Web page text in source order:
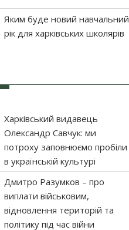
Яким буде новий навчальний
рік для харківських школярів
Харківський видавець
Олександр Савчук: ми
потроху заповнюємо пробіли
в українській культурі
Дмитро Разумков – про
виплати військовим,
відновлення територій та
політику під час війни